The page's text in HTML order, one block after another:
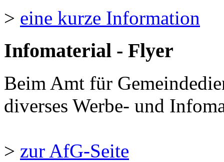
> eine kurze Information
Infomaterial - Flyer
Beim Amt für
diverses Werbe- und
> zur AfG-Seite